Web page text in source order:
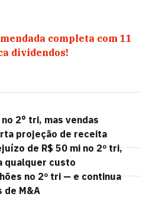
completa com 11
dividendos!
2° tri, mas vendas
projeção de receita
de R$ 50 mi no 2º tri,
qualquer custo
no 2º tri — e continua
de M&A